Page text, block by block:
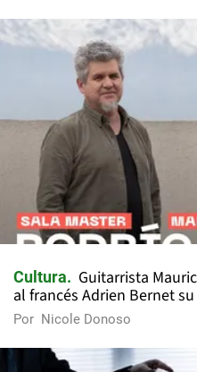
Cultura
Guitarrista
al francés Adrien Bernet
Por Nicole Donoso